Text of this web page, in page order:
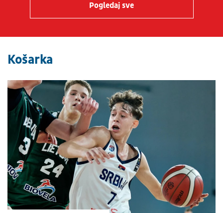
Pogledaj sve
Košarka